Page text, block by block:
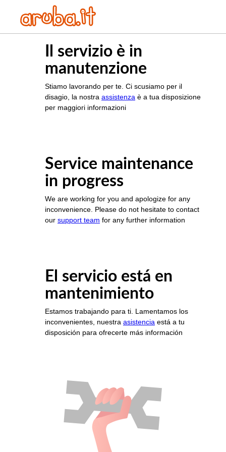
Il servizio è in
manutenzione
Stiamo lavorando per te. Ci scusiamo per il
disagio, la nostra assistenza è a tua disposizione
per maggiori informazioni
Service maintenance
in progress
We are working for you and apologize for any
inconvenience. Please do not hesitate to contact
our support team for any further information
El servicio está en
mantenimiento
Estamos trabajando para ti. Lamentamos los
inconvenientes, nuestra asistencia está a tu
disposición para ofrecerte más información